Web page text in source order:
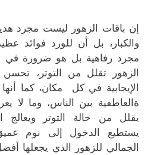
إن باقات الزهور ليست مجرد
والكبار، بل أن للورد فوائد
مجرد رفاهية بل هو ضرورة في
الزهور تقلل من التوتر، تحسن
الإيجابية في كل مكان، كما أنها
ةالعاطفية بين الناس، وما لا
يقلل من حالة التوتر ويعالج
يستطيع الدخول إلى نوم
الجمالي للزهور الذي يجعلها